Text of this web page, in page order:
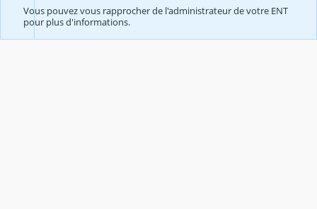
Vous pouvez vous rapprocher de l'administrateur de votre ENT
pour plus d'informations.